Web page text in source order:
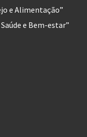
e Alimentação”
e Bem-estar”